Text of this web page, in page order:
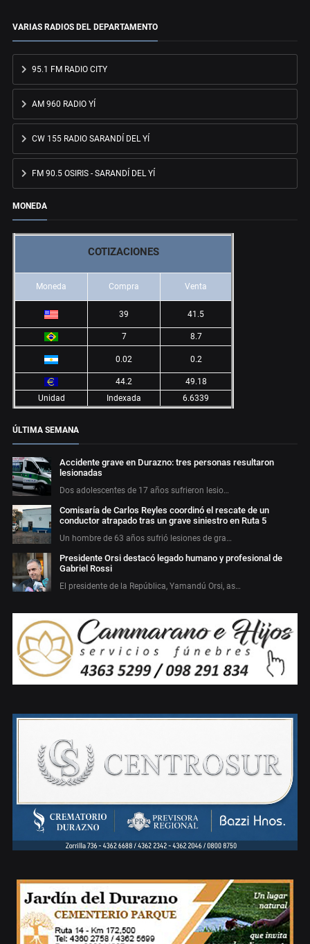
VARIAS RADIOS DEL DEPARTAMENTO
95.1 FM RADIO CITY
AM 960 RADIO YÍ
CW 155 RADIO SARANDÍ DEL YÍ
FM 90.5 OSIRIS - SARANDÍ DEL YÍ
MONEDA
COTIZACIONES
Moneda Compra Venta
39 41.5
7 8.7
0.02 0.2
44.2
49.18
Unidad
Indexada 6.6339
ÚLTIMA SEMANA
Accidente grave en Durazno: tres personas resultaron
lesionadas
Dos adolescentes de 17 años sufrieron lesio…
Comisaría de Carlos Reyles coordinó el rescate de un
conductor atrapado tras un grave siniestro en Ruta 5
Un hombre de 63 años sufrió lesiones de gra…
Presidente Orsi destacó legado humano y profesional de
Gabriel Rossi
El presidente de la República, Yamandú Orsi, as…